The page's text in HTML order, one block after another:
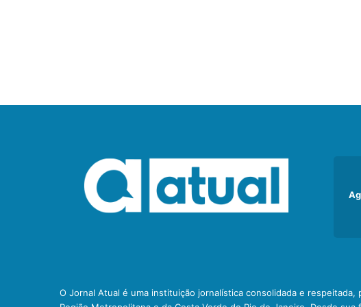
O Jornal Atual é uma instituição jornalística consolidada e